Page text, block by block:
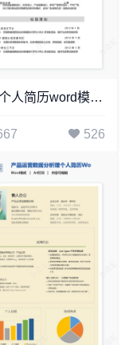
双页个人简历word模板(2)
526